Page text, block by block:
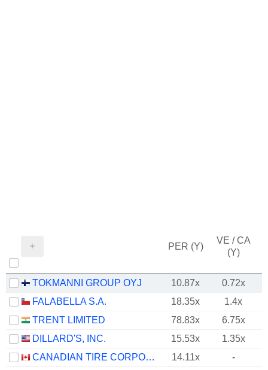
PER (Y)
VE / CA
(Y)
TOKMANNI GROUP OYJ 10.87x
0.72x
FALABELLA S.A.
18.35x
1.4x
TRENT LIMITED
78.83x 6.75x
DILLARD'S, INC.
15.53x 1.35x
CANADIAN TIRE CORPORATION, LIMITED
14.11x
-